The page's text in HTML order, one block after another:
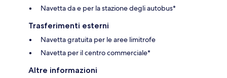
Navetta da e per la stazione degli autobus*
Trasferimenti esterni
Navetta gratuita per le aree limitrofe
Navetta per il centro commerciale*
Altre informazioni